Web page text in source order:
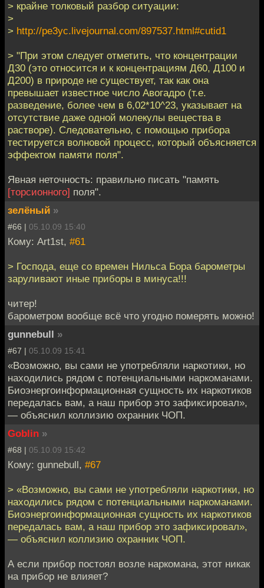
> крайне толковый разбор ситуации:
>
> http://pe3yc.livejournal.com/897537.html#cutid1
> "При этом следует отметить, что концентрации
Д30 (это относится и к концентрациям Д60, Д100 и
Д200) в природе не существует, так как она
превышает известное число Авогадро (т.е.
разведение, более чем в 6,02*10^23, указывает на
отсутствие даже одной молекулы вещества в
растворе). Следовательно, с помощью прибора
тестируется волновой процесс, который объясняется
эффектом памяти поля".
Явная неточность: правильно писать "память
[торсионного] поля".
зелёный »
#66 | 05.10.09 15:40
Кому: Art1st, #61
> Господа, еще со времен Нильса Бора барометры
заруливают иные приборы в минуса!!!
читер!
барометром вообще всё что угодно померять можно!
gunnebull »
#67 | 05.10.09 15:41
«Возможно, вы сами не употребляли наркотики, но
находились рядом с потенциальными наркоманами.
Биоэнергоинформационная сущность их наркотиков
передалась вам, а наш прибор это зафиксировал»,
— объяснил коллизию охранник ЧОП.
Goblin »
#68 | 05.10.09 15:42
Кому: gunnebull, #67
> «Возможно, вы сами не употребляли наркотики, но
находились рядом с потенциальными наркоманами.
Биоэнергоинформационная сущность их наркотиков
передалась вам, а наш прибор это зафиксировал»,
— объяснил коллизию охранник ЧОП.
А если прибор постоял возле наркомана, этот никак
на прибор не влияет?